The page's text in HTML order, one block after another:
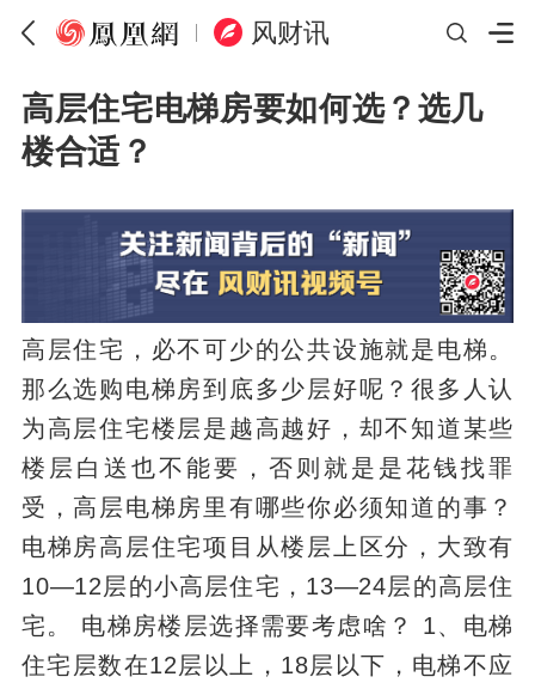
风财讯
高层住宅电梯房要如何选？选几
楼合适？
高层住宅，必不可少的公共设施就是电梯。
那么选购电梯房到底多少层好呢？很多人认
为高层住宅楼层是越高越好，却不知道某些
楼层白送也不能要，否则就是是花钱找罪
受，高层电梯房里有哪些你必须知道的事？
电梯房高层住宅项目从楼层上区分，大致有
10—12层的小高层住宅，13—24层的高层住
宅。 电梯房楼层选择需要考虑啥？ 1、电梯
住宅层数在12层以上，18层以下，电梯不应